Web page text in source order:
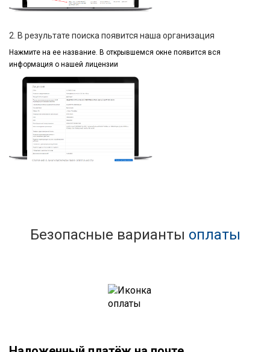
2. В результате поиска появится наша организация
Нажмите на ее название. В открывшемся окне появится вся
информация о нашей лицензии
Безопасные варианты оплаты